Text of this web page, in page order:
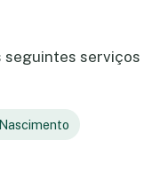
seguintes serviços